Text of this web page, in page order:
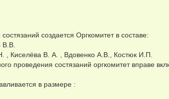
создается Оргкомитет в составе:
В.В.
, Киселёва В. А. , Вдовенко А.В., Костюк И.П.
проведения состязаний оргкомитет вправе
в размере :